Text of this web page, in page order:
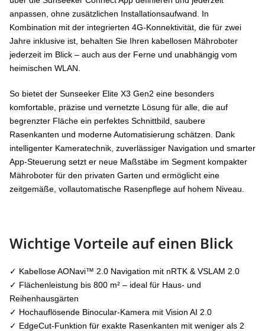
anpassen, ohne zusätzlichen Installationsaufwand. In
Kombination mit der integrierten 4G-Konnektivität, die für zwei
Jahre inklusive ist, behalten Sie Ihren kabellosen Mähroboter
jederzeit im Blick – auch aus der Ferne und unabhängig vom
heimischen WLAN.
So bietet der Sunseeker Elite X3 Gen2 eine besonders
komfortable, präzise und vernetzte Lösung für alle, die auf
begrenzter Fläche ein perfektes Schnittbild, saubere
Rasenkanten und moderne Automatisierung schätzen. Dank
intelligenter Kameratechnik, zuverlässiger Navigation und smarter
App-Steuerung setzt er neue Maßstäbe im Segment kompakter
Mähroboter für den privaten Garten und ermöglicht eine
zeitgemäße, vollautomatische Rasenpflege auf hohem Niveau.
Wichtige Vorteile auf einen Blick
✓ Kabellose AONavi™ 2.0 Navigation mit nRTK & VSLAM 2.0
✓ Flächenleistung bis 800 m² – ideal für Haus- und
Reihenhausgärten
✓ Hochauflösende Binocular-Kamera mit Vision AI 2.0
✓ EdgeCut-Funktion für exakte Rasenkanten mit weniger als 2